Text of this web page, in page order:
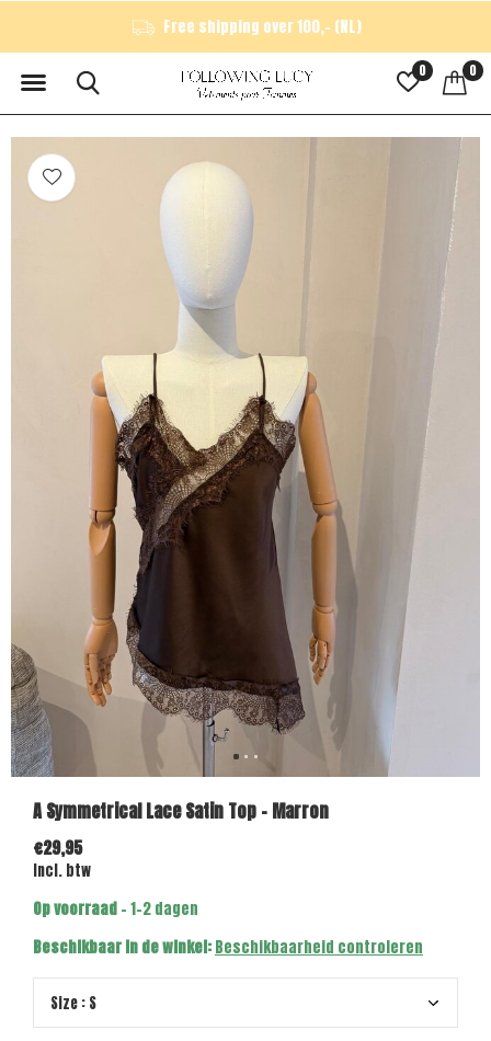
0 0
Free shipping over 100,- (NL)
A Symmetrical Lace Satin Top - Marron
€29,95
Incl. btw
Op voorraad- 1-2 dagen
Beschikbaar in de winkel:Beschikbaarheid controleren